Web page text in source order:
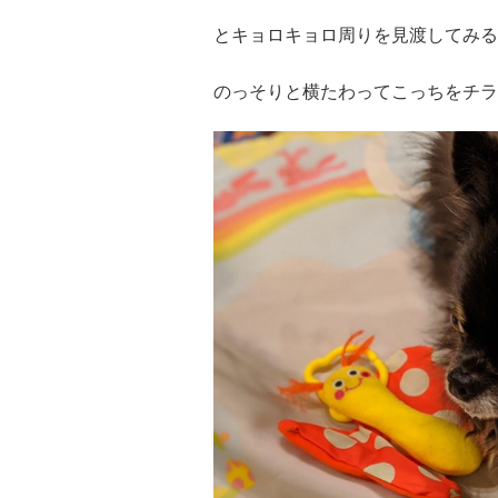
とキョロキョロ周りを見渡してみ
のっそりと横たわってこっちをチ